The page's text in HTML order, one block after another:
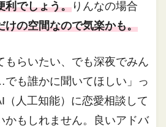
利でしょう。 りんなの場合
けの空間なので気楽かも。
もらいたい、でも深夜でみん
も誰かに聞いてほしい」っ
（人工知能）に恋愛相談して
かもしれません。良いアドバ